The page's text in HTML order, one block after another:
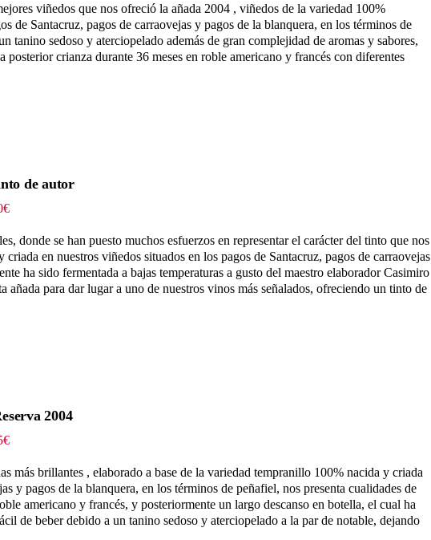
precios:
desde
48.30€
hasta
viñedos que nos ofreció la añada 2004 , viñedos de la variedad 100%
de Santacruz, pagos de carraovejas y pagos de la blanquera, en los términos de
tanino sedoso y aterciopelado además de gran complejidad de aromas y sabores,
crianza durante 36 meses en roble americano y francés con diferentes
de autor
€Rango
precios:
desde
69.00€
hasta
donde se han puesto muchos esfuerzos en representar el carácter del tinto que nos
en nuestros viñedos situados en los pagos de Santacruz, pagos de carraovejas
ha sido fermentada a bajas temperaturas a gusto del maestro elaborador Casimiro
añada para dar lugar a uno de nuestros vinos más señalados, ofreciendo un tinto de
2004
€Rango
precios:
desde
36.80€
hasta
más brillantes , elaborado a base de la variedad tempranillo 100% nacida y criada
y pagos de la blanquera, en los términos de peñafiel, nos presenta cualidades de
americano y francés, y posteriormente un largo descanso en botella, el cual ha
de beber debido a un tanino sedoso y aterciopelado a la par de notable, dejando